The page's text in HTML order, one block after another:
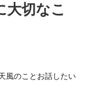
切なこ
風のことお話したい